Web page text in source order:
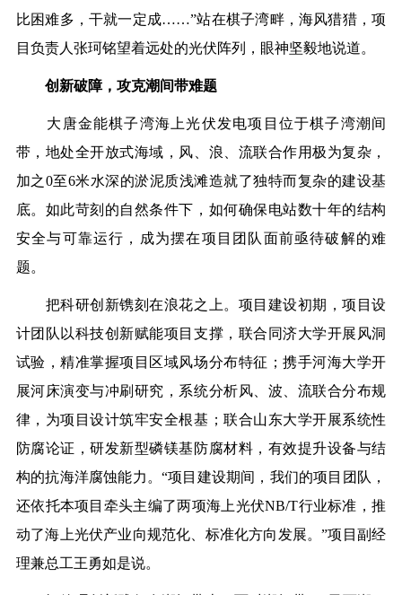
比困难多，干就一定成……”站在棋子湾畔，海风猎猎，项
目负责人张珂铭望着远处的光伏阵列，眼神坚毅地说道。
创新破障，攻克潮间带难题
大唐金能棋子湾海上光伏发电项目位于棋子湾潮间
带，地处全开放式海域，风、浪、流联合作用极为复杂，
加之0至6米水深的淤泥质浅滩造就了独特而复杂的建设基
底。如此苛刻的自然条件下，如何确保电站数十年的结构
安全与可靠运行，成为摆在项目团队面前亟待破解的难
题。
把科研创新镌刻在浪花之上。项目建设初期，项目设
计团队以科技创新赋能项目支撑，联合同济大学开展风洞
试验，精准掌握项目区域风场分布特征；携手河海大学开
展河床演变与冲刷研究，系统分析风、波、流联合分布规
律，为项目设计筑牢安全根基；联合山东大学开展系统性
防腐论证，研发新型磷镁基防腐材料，有效提升设备与结
构的抗海洋腐蚀能力。“项目建设期间，我们的项目团队，
还依托本项目牵头主编了两项海上光伏NB/T行业标准，推
动了海上光伏产业向规范化、标准化方向发展。”项目副经
理兼总工王勇如是说。